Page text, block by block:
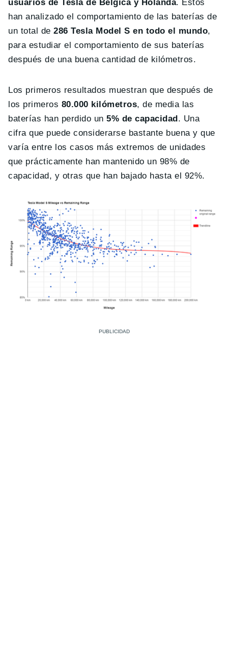
usuarios de Tesla de Bélgica y Holanda. Estos
han analizado el comportamiento de las baterías de
un total de 286 Tesla Model S en todo el mundo,
para estudiar el comportamiento de sus baterías
después de una buena cantidad de kilómetros.
Los primeros resultados muestran que después de
los primeros 80.000 kilómetros, de media las
baterías han perdido un5% de capacidad. Una
cifra que puede considerarse bastante buena y que
varía entre los casos más extremos de unidades
que prácticamente han mantenido un 98% de
capacidad, y otras que han bajado hasta el 92%.